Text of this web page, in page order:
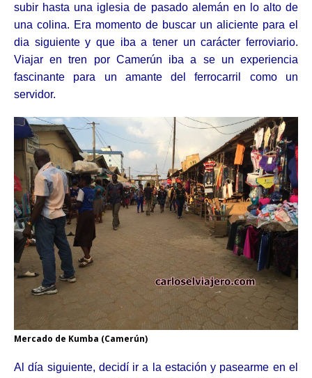
subir hasta una iglesia de pasado alemán en lo alto de
una colina. Era momento de buscar un aliciente para el
dia siguiente y que iba a tener un carácter ferroviario.
Viajar en tren por Camerún iba a se un experiencia
fascinante para un amante del ferrocarril como un
servidor.
Mercado de Kumba (Camerún)
Al día siguiente, decidí ir a la estación y pasearme en el